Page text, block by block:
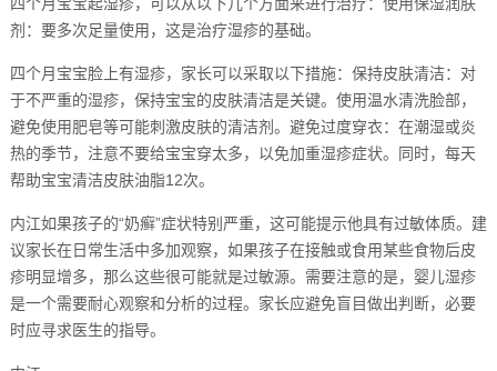
剂：要多次足量使用，这是治疗湿疹的基础。
四个月宝宝脸上有湿疹，家长可以采取以下措施：保持皮肤清洁：对
于不严重的湿疹，保持宝宝的皮肤清洁是关键。使用温水清洗脸部，
避免使用肥皂等可能刺激皮肤的清洁剂。避免过度穿衣：在潮湿或炎
热的季节，注意不要给宝宝穿太多，以免加重湿疹症状。同时，每天
帮助宝宝清洁皮肤油脂12次。
内江如果孩子的“奶癣”症状特别严重，这可能提示他具有过敏体质。建
议家长在日常生活中多加观察，如果孩子在接触或食用某些食物后皮
疹明显增多，那么这些很可能就是过敏源。需要注意的是，婴儿湿疹
是一个需要耐心观察和分析的过程。家长应避免盲目做出判断，必要
时应寻求医生的指导。